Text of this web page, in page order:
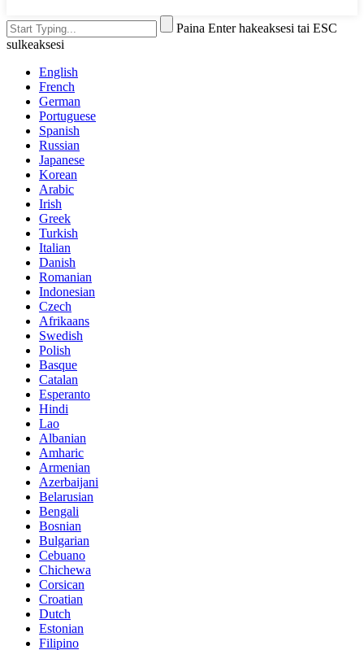
Paina Enter hakeaksesi tai ESC
sulkeaksesi
English
French
German
Portuguese
Spanish
Russian
Japanese
Korean
Arabic
Irish
Greek
Turkish
Italian
Danish
Romanian
Indonesian
Czech
Afrikaans
Swedish
Polish
Basque
Catalan
Esperanto
Hindi
Lao
Albanian
Amharic
Armenian
Azerbaijani
Belarusian
Bengali
Bosnian
Bulgarian
Cebuano
Chichewa
Corsican
Croatian
Dutch
Estonian
Filipino